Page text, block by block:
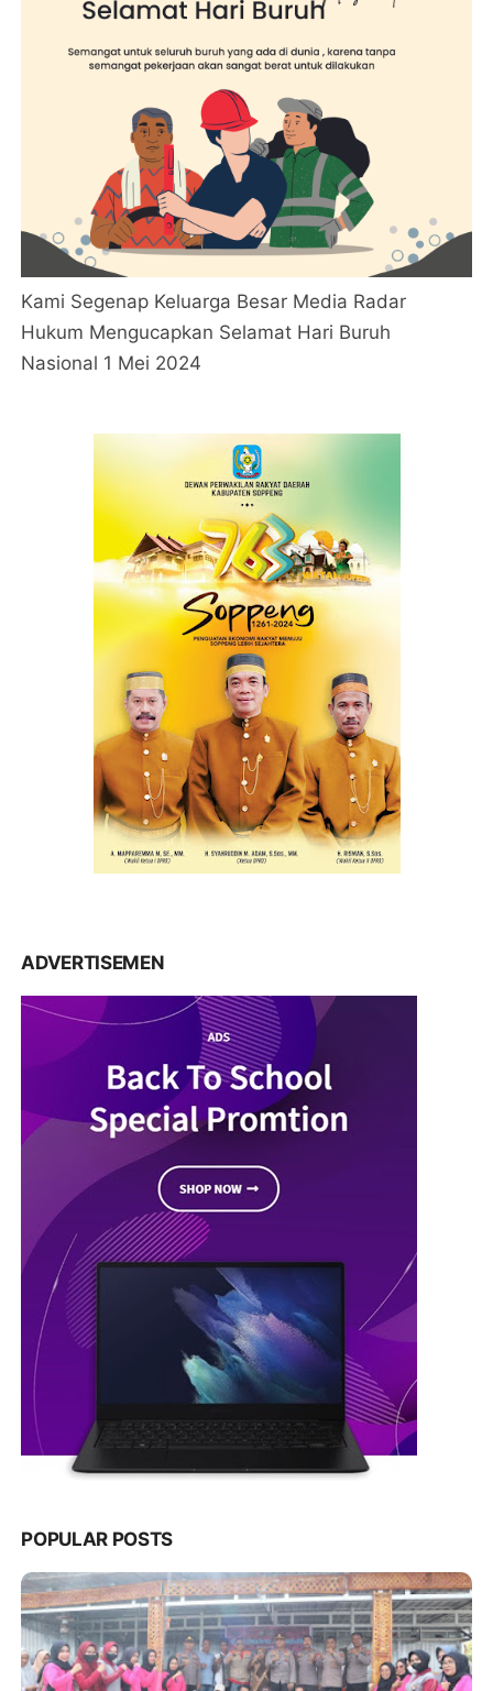
Kami Segenap Keluarga Besar Media Radar
Hukum Mengucapkan Selamat Hari Buruh
Nasional 1 Mei 2024
ADVERTISEMEN
POPULAR POSTS